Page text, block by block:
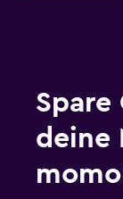
Spare
deine